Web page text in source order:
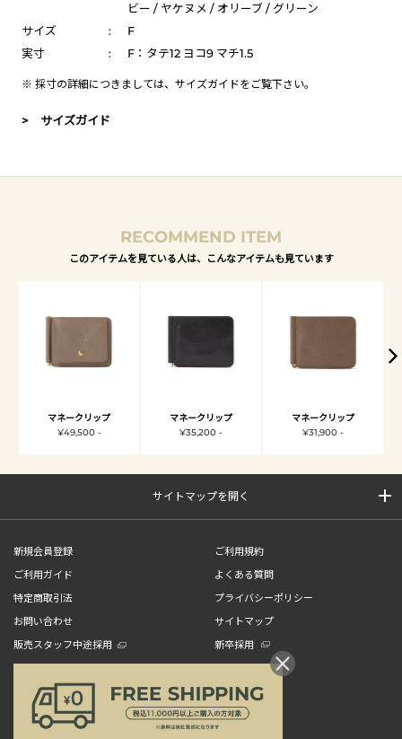
ビー / ヤケヌメ / オリーブ / グリーン
サイズ
:
F
実寸
: F：タテ12 ヨコ9 マチ1.5
※ 採寸の詳細につきましては、 サイズガイドをご覧下さい。
> サイズガイド
RECOMMEND ITEM
このアイテムを見ている人は、こんなアイテムも見ています
マネークリップ
¥49,500 -
マネークリップ
¥35,200 -
マネークリップ
¥31,900 -
サイトマップを開く
新規会員登録
ご利用規約
ご利用ガイド
よくある質問
特定商取引法
プライバシーポリシー
お問い合わせ
サイトマップ
販売スタッフ中途採用
新卒採用